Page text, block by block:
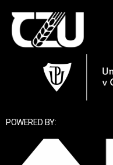
POWERED BY: